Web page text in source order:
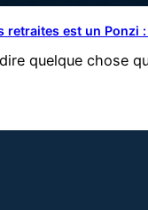
retraites est un
quelque chose